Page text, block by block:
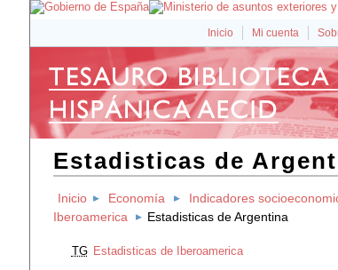
Inicio Mi cuenta
Estadisticas de
Inicio Economía Indicadores
Iberoamerica
Estadisticas de Argentina
TG Estadisticas de Iberoamerica